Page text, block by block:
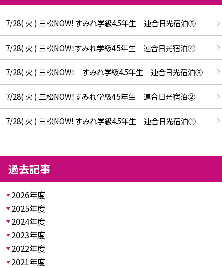
7/28( 火 ) 三松NOW! すみれ学級4.5年生 連合日光宿泊⑤
7/28( 火 ) 三松NOW！すみれ学級4.5年生 連合日光宿泊④
7/28( 火 ) 三松NOW！ すみれ学級4.5年生 連合日光宿泊③
7/28( 火 ) 三松NOW！すみれ学級4.5年生 連合日光宿泊②
7/28( 火 ) 三松NOW! すみれ学級4.5年生 連合日光宿泊①
過去記事
2026年度
2025年度
2024年度
2023年度
2022年度
2021年度